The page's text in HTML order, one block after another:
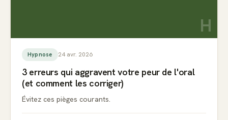
H
Hypnose 24 avr. 2026
3 erreurs qui aggravent votre peur de l'oral
(et comment les corriger)
Évitez ces pièges courants.